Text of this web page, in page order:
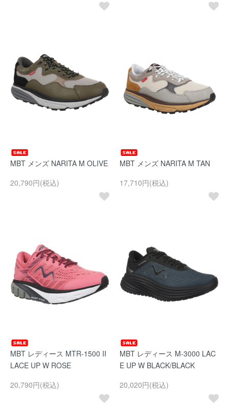
MBT メンズ NARITA M OLIVE
20,790円(税込)
MBT メンズ NARITA M TAN
17,710円(税込)
MBT レディース MTR-1500 II
LACE UP W ROSE
20,790円(税込)
MBT レディース M-3000 LAC
E UP W BLACK/BLACK
20,020円(税込)